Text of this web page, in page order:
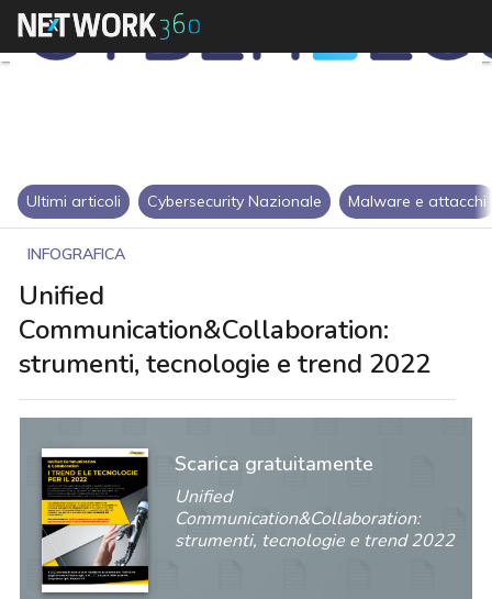
Ultimi articoli Cybersecurity Nazionale Malware e attacchi
INFOGRAFICA
Unified
Communication&Collaboration:
strumenti, tecnologie e trend 2022
Scarica gratuitamente
Unified
Communication&Collaboration:
strumenti, tecnologie e trend 2022